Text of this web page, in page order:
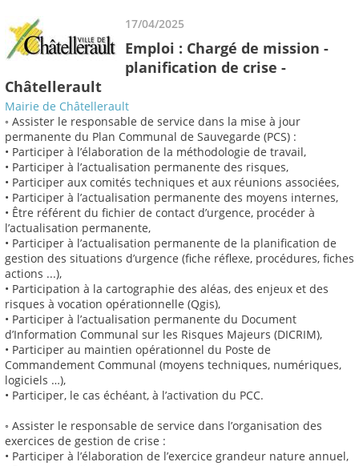
17/04/2025
Emploi : Chargé de mission -
planification de crise -
Châtellerault
Mairie de Châtellerault
◦ Assister le responsable de service dans la mise à jour
permanente du Plan Communal de Sauvegarde (PCS) :
• Participer à l’élaboration de la méthodologie de travail,
• Participer à l’actualisation permanente des risques,
• Participer aux comités techniques et aux réunions associées,
• Participer à l’actualisation permanente des moyens internes,
• Être référent du fichier de contact d’urgence, procéder à
l’actualisation permanente,
• Participer à l’actualisation permanente de la planification de
gestion des situations d’urgence (fiche réflexe, procédures, fiches
actions ...),
• Participation à la cartographie des aléas, des enjeux et des
risques à vocation opérationnelle (Qgis),
• Participer à l’actualisation permanente du Document
d’Information Communal sur les Risques Majeurs (DICRIM),
• Participer au maintien opérationnel du Poste de
Commandement Communal (moyens techniques, numériques,
logiciels …),
• Participer, le cas échéant, à l’activation du PCC.
◦ Assister le responsable de service dans l’organisation des
exercices de gestion de crise :
• Participer à l’élaboration de l’exercice grandeur nature annuel,